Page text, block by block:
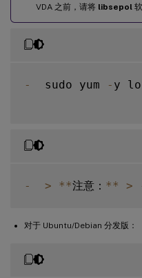
VDA 之前，请将 libsepol
-
  sudo yum
- y
- > **注意： ** >
对于 Ubuntu/Debian 分发版：